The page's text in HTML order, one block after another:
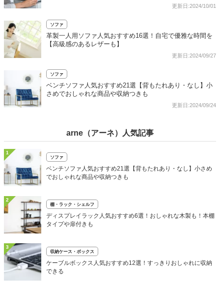
更新日:2024/10/01
ソファ
革製一人用ソファ人気おすすめ16選！自宅で優雅な時間を
【高級感のあるレザーも】
更新日:2024/09/27
ソファ
ベンチソファ人気おすすめ21選【背もたれあり・なし】小
さめでおしゃれな商品や収納つきも
更新日:2024/09/24
arne（アーネ）人気記事
1
ソファ
ベンチソファ人気おすすめ21選【背もたれあり・なし】小さめ
でおしゃれな商品や収納つきも
2
棚・ラック・シェルフ
ディスプレイラック人気おすすめ6選！おしゃれな木製も！本棚
タイプや扉付きも
3
収納ケース・ボックス
ケーブルボックス人気おすすめ12選！すっきりおしゃれに収納
できる